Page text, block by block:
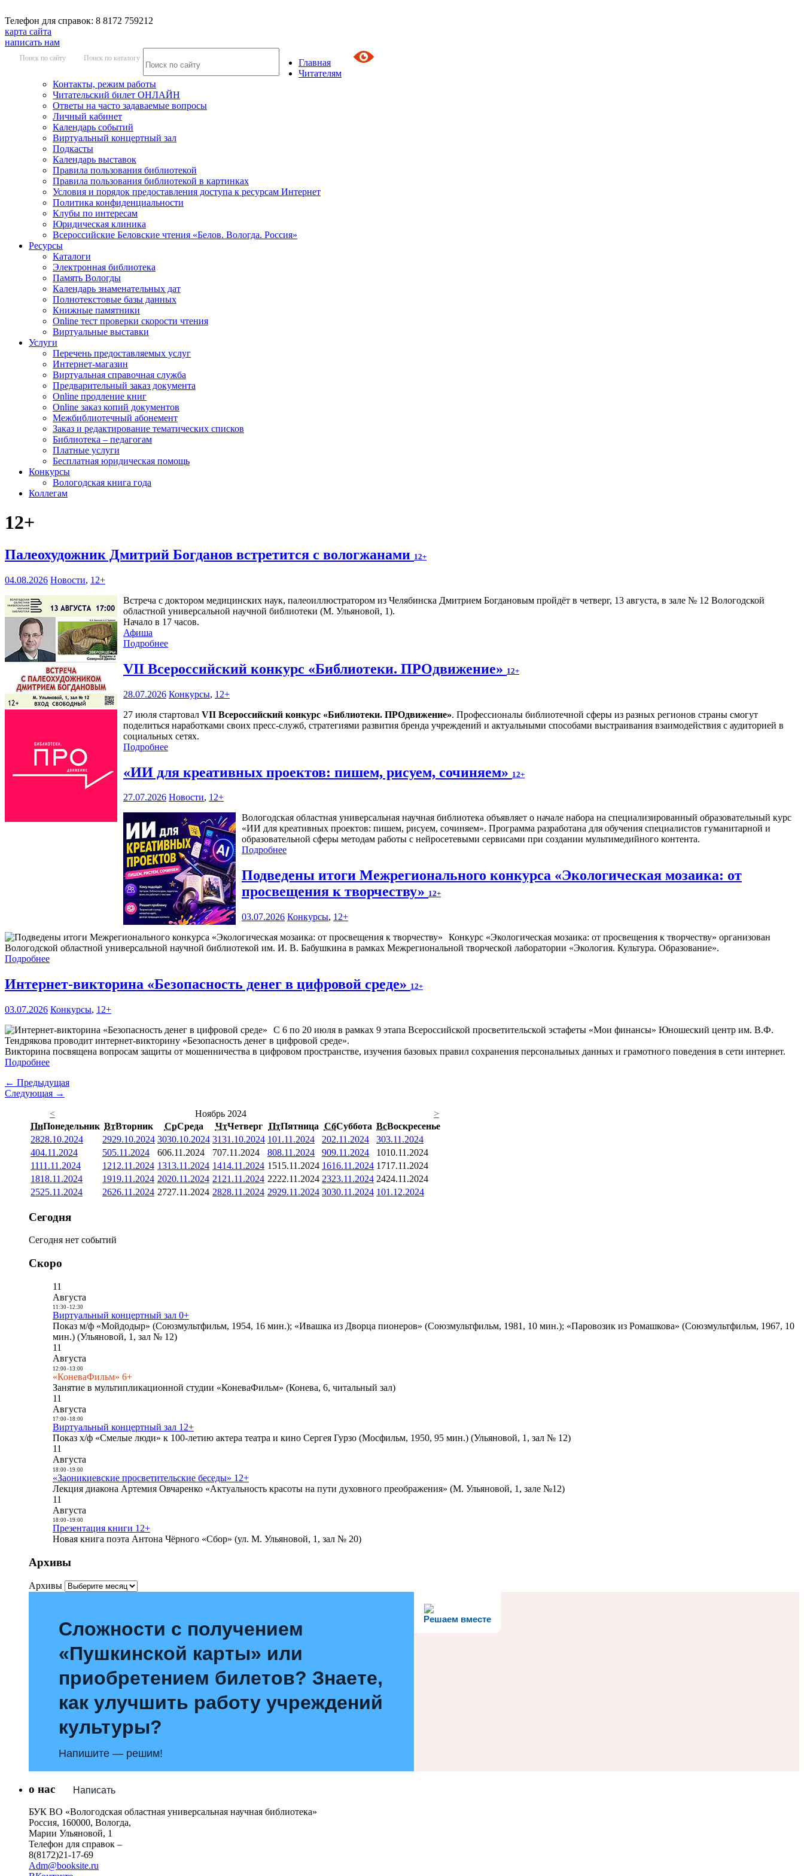
Телефон для справок: 8 8172 759212
карта сайта
написать нам
Поиск по сайту Поиск по каталогу
Главная
Читателям
Контакты, режим работы
Читательский билет ОНЛАЙН
Ответы на часто задаваемые вопросы
Личный кабинет
Календарь событий
Виртуальный концертный зал
Подкасты
Календарь выставок
Правила пользования библиотекой
Правила пользования библиотекой в картинках
Условия и порядок предоставления доступа к ресурсам Интернет
Политика конфиденциальности
Клубы по интересам
Юридическая клиника
Всероссийские Беловские чтения «Белов. Вологда. Россия»
Ресурсы
Каталоги
Электронная библиотека
Память Вологды
Календарь знаменательных дат
Полнотекстовые базы данных
Книжные памятники
Online тест проверки скорости чтения
Виртуальные выставки
Услуги
Перечень предоставляемых услуг
Интернет-магазин
Виртуальная справочная служба
Предварительный заказ документа
Online продление книг
Online заказ копий документов
Межбиблиотечный абонемент
Заказ и редактирование тематических списков
Библиотека – педагогам
Платные услуги
Бесплатная юридическая помощь
Конкурсы
Вологодская книга года
Коллегам
12+
Палеохудожник Дмитрий Богданов встретится с вологжанами 12+
04.08.2026 Новости, 12+
Встреча с доктором медицинских наук, палеоиллюстратором из Челябинска Дмитрием Богдановым пройдёт в четверг, 13 августа, в зале № 12 Вологодской
областной универсальной научной библиотеки (М. Ульяновой, 1).
Начало в 17 часов.
Афиша
Подробнее
VII Всероссийский конкурс «Библиотеки. ПРОдвижение» 12+
28.07.2026 Конкурсы, 12+
27 июля стартовал VII Всероссийский конкурс «Библиотеки. ПРОдвижение». Профессионалы библиотечной сферы из разных регионов страны смогут
поделиться наработками своих пресс-служб, стратегиями развития бренда учреждений и актуальными способами выстраивания взаимодействия с аудиторией в
социальных сетях.
Подробнее
«ИИ для креативных проектов: пишем, рисуем, сочиняем» 12+
27.07.2026 Новости, 12+
Вологодская областная универсальная научная библиотека объявляет о начале набора на специализированный образовательный курс
«ИИ для креативных проектов: пишем, рисуем, сочиняем». Программа разработана для обучения специалистов гуманитарной и
образовательной сферы методам работы с нейросетевыми сервисами при создании мультимедийного контента.
Подробнее
Подведены итоги Межрегионального конкурса «Экологическая мозаика: от
просвещения к творчеству» 12+
03.07.2026 Конкурсы, 12+
Конкурс «Экологическая мозаика: от просвещения к творчеству» организован
Вологодской областной универсальной научной библиотекой им. И. В. Бабушкина в рамках Межрегиональной творческой лаборатории «Экология. Культура. Образование».
Подробнее
Интернет-викторина «Безопасность денег в цифровой среде» 12+
03.07.2026 Конкурсы, 12+
С 6 по 20 июля в рамках 9 этапа Всероссийской просветительской эстафеты «Мои финансы» Юношеский центр им. В.Ф.
Тендрякова проводит интернет-викторину «Безопасность денег в цифровой среде».
Викторина посвящена вопросам защиты от мошенничества в цифровом пространстве, изучения базовых правил сохранения персональных данных и грамотного поведения в сети интернет.
Подробнее
← Предыдущая
Следующая →
<
Ноябрь 2024
>
ПнПонедельник ВтВторник СрСреда ЧтЧетверг ПтПятница СбСуббота ВсВоскресенье
2828.10.2024 2929.10.2024 3030.10.2024 3131.10.2024 101.11.2024 202.11.2024 303.11.2024
404.11.2024 505.11.2024 606.11.2024 707.11.2024 808.11.2024 909.11.2024 1010.11.2024
1111.11.2024 1212.11.2024 1313.11.2024 1414.11.2024 1515.11.2024 1616.11.2024 1717.11.2024
1818.11.2024 1919.11.2024 2020.11.2024 21 21.11.2024 2222.11.2024 2323.11.2024 2424.11.2024
2525.11.2024 2626.11.2024 2727.11.2024 2828.11.2024 2929.11.2024 3030.11.2024 101.12.2024
Сегодня
Сегодня нет событий
Скоро
11
Августа
11:30- 12:30
Виртуальный концертный зал 0+
Показ м/ф «Мойдодыр» (Союзмультфильм, 1954, 16 мин.); «Ивашка из Дворца пионеров» (Союзмультфильм, 1981, 10 мин.); «Паровозик из Ромашкова» (Союзмультфильм, 1967, 10
мин.) (Ульяновой, 1, зал № 12)
11
Августа
12:00- 13:00
«КоневаФильм» 6+
Занятие в мультипликационной студии «КоневаФильм» (Конева, 6, читальный зал)
11
Августа
17:00- 18:00
Виртуальный концертный зал 12+
Показ х/ф «Смелые люди» к 100-летию актера театра и кино Сергея Гурзо (Мосфильм, 1950, 95 мин.) (Ульяновой, 1, зал № 12)
11
Августа
18:00- 19:00
«Заоникиевские просветительские беседы» 12+
Лекция диакона Артемия Овчаренко «Актуальность красоты на пути духовного преображения» (М. Ульяновой, 1, зале №12)
11
Августа
18:00- 19:00
Презентация книги 12+
Новая книга поэта Антона Чёрного «Сбор» (ул. М. Ульяновой, 1, зал № 20)
Архивы
Архивы
Решаем вместе
Сложности с получением
«Пушкинской карты» или
приобретением билетов? Знаете,
как улучшить работу учреждений
культуры?
Напишите — решим!
Написать
о нас
БУК ВО «Вологодская областная универсальная научная библиотека»
Россия, 160000, Вологда,
Марии Ульяновой, 1
Телефон для справок –
8(8172)21-17-69
Adm@booksite.ru